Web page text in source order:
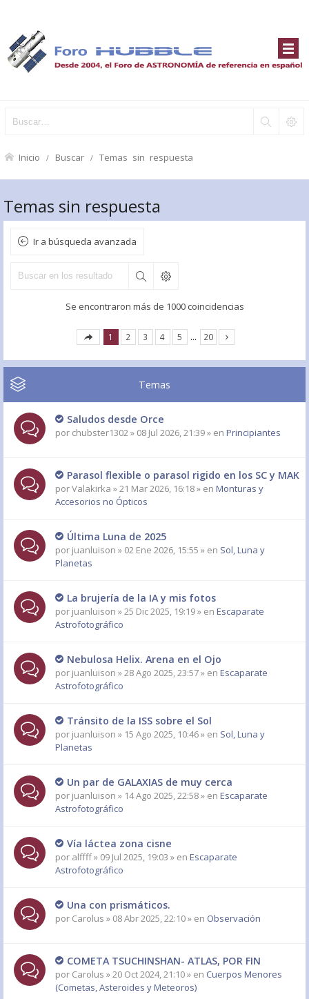
Inicio Buscar Temas sin respuesta
Temas sin respuesta
Ir a búsqueda avanzada
Se encontraron más de 1000 coincidencias
1 2 3 4 5 … 20
Temas
Saludos desde Orce
por chubster1302» 08 Jul 2026, 21:39 » en Principiantes
Parasol flexible o parasol rigido en los SC y MAK
porValakirka » 21 Mar 2026, 16:18 » en Monturas y
Accesorios no Ópticos
Última Luna de 2025
por juanluison » 02 Ene 2026, 15:55 » en Sol, Luna y
Planetas
La brujería de la IA y mis fotos
por juanluison » 25 Dic 2025, 19:19 » en Escaparate
Astrofotográfico
Nebulosa Helix. Arena en el Ojo
por juanluison » 28 Ago 2025, 23:57 » en Escaparate
Astrofotográfico
Tránsito de la ISS sobre el Sol
por juanluison » 15 Ago 2025, 10:46 » en Sol, Luna y
Planetas
Un par de GALAXIAS de muy cerca
por juanluison » 14 Ago 2025, 22:58 » en Escaparate
Astrofotográfico
Vía láctea zona cisne
por alffff» 09 Jul 2025, 19:03 » en Escaparate
Astrofotográfico
Una con prismáticos.
por Carolus » 08 Abr 2025, 22:10 » en Observación
COMETA TSUCHINSHAN- ATLAS, POR FIN
por Carolus » 20 Oct 2024, 21:10 » en Cuerpos Menores
(Cometas, Asteroides y Meteoros)